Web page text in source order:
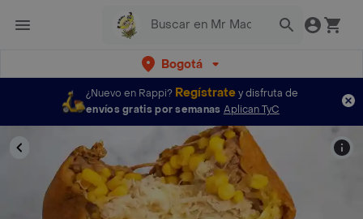
Bogotá
¿Nuevo en Rappi? Regístratey disfruta de
envíos gratis por semanas Aplican TyC